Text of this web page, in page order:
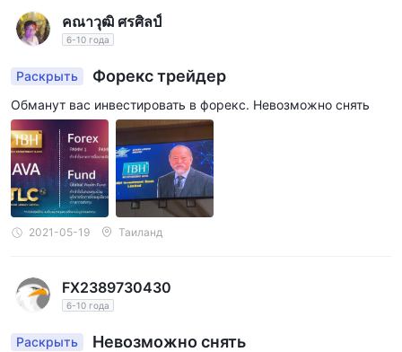
คณาวุฒิ ศรศิลป์
6-10 года
Раскрыть Форекс трейдер
Обманут вас инвестировать в форекс. Невозможно снять
2021-05-19 Таиланд
FX2389730430
6-10 года
Раскрыть Невозможно снять